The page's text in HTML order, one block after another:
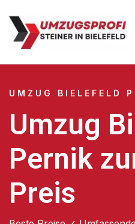
UMZUG BIELEFELD
Umzug
Pernik
Preis